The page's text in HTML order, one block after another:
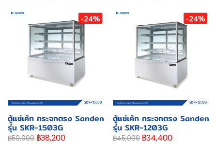
-24%
ตู้แช่เค้ก กระจกตรง Sanden
รุ่น SKR-1503G
฿50,000 ฿38,200
-24%
ตู้แช่เค้ก กระจกตรง Sanden
รุ่น SKR-1203G
฿45,000 ฿34,400